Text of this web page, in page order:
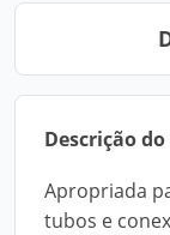
Descrição
Apropriada
tubos e